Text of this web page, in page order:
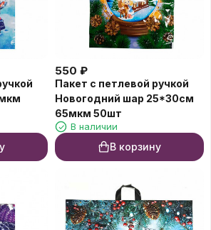
550 ₽
Пакет с петлевой ручкой
Новогодний шар 25*30см
65мкм 50шт
В наличии
В корзину